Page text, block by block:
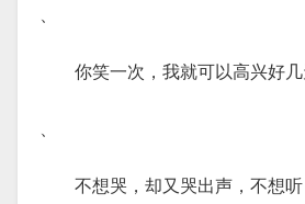
、
你笑一次，我就可以高兴好
、
不想哭，却又哭出声，不想